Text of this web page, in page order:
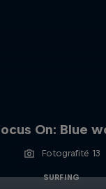
On: Blue
Fotografitë 13
SURFING